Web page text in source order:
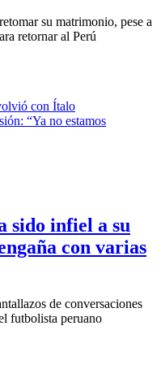
su matrimonio, pese a
retornar al Perú
sido infiel a su
con varias
de conversaciones
futbolista peruano